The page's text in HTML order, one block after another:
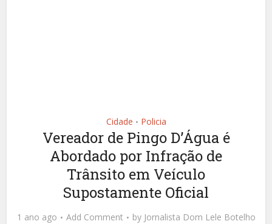
Cidade • Policia
Vereador de Pingo D’Água é
Abordado por Infração de
Trânsito em Veículo
Supostamente Oficial
1 ano ago Add Comment by Jornalista Dom Lele Botelho